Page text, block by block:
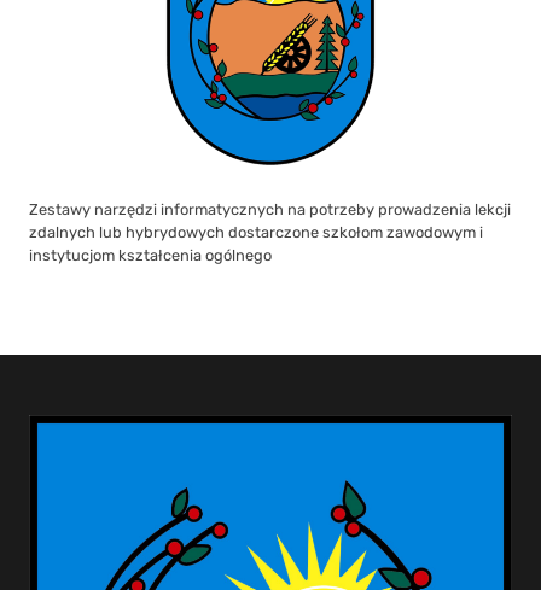
Zestawy narzędzi informatycznych na potrzeby prowadzenia lekcji
zdalnych lub hybrydowych dostarczone szkołom zawodowym i
instytucjom kształcenia ogólnego